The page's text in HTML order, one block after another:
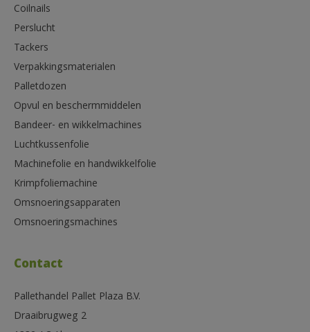
Coilnails
Perslucht
Tackers
Verpakkingsmaterialen
Palletdozen
Opvul en beschermmiddelen
Bandeer- en wikkelmachines
Luchtkussenfolie
Machinefolie en handwikkelfolie
Krimpfoliemachine
Omsnoeringsapparaten
Omsnoeringsmachines
Contact
Pallethandel Pallet Plaza B.V.
Draaibrugweg 2